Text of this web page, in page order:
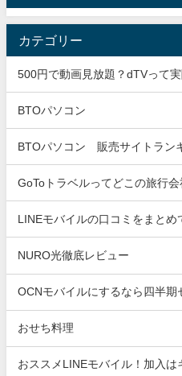
カテゴリー
500円で動画見放題？dTVって
BTOパソコン
BTOパソコン 販売サイトラン
GoToトラベルってどこの旅行会
LINEモバイルの口コミをまとめ
NURO光徹底レビュー
OCNモバイルにするなら四半期
おせち料理
おススメLINEモバイル！加入は